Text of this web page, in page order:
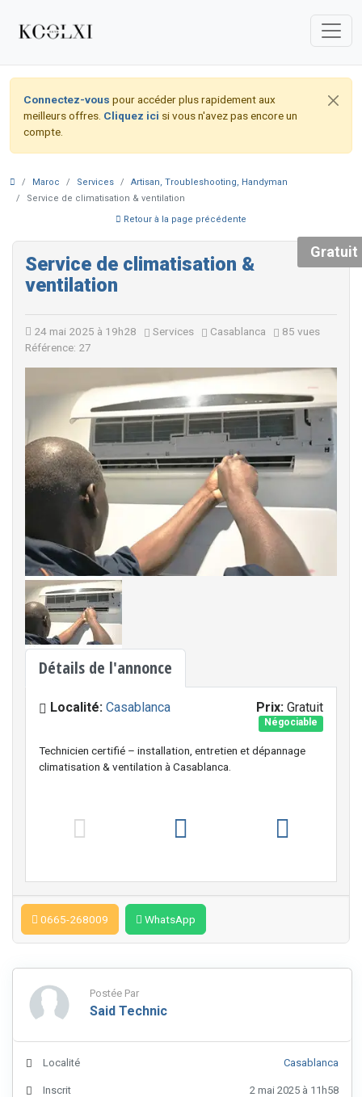
Connectez-vous pour accéder plus rapidement aux
meilleurs offres. Cliquez ici si vous n'avez pas encore un
compte.
Maroc Services
Artisan, Troubleshooting, Handyman
Service de climatisation & ventilation
Retour à la page précédente
Service de climatisation &
ventilation
24 mai 2025 à 19h28 Services Casablanca
85 vues
Référence: 27
Gratuit
Détails de l'annonce
Localité: Casablanca Prix: Gratuit
Négociable
Technicien certifié – installation, entretien et dépannage
climatisation & ventilation à Casablanca.
0665-268009 WhatsApp
Postée Par
Said Technic
Localité Casablanca
Inscrit 2 mai 2025 à 11h58